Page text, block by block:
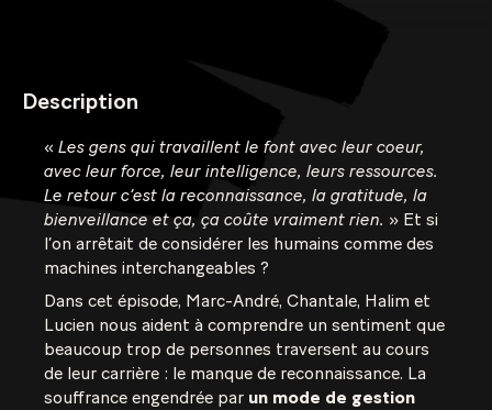
Description
« Les gens qui travaillent le font avec leur coeur,
avec leur force, leur intelligence, leurs ressources.
Le retour c’est la reconnaissance, la gratitude, la
bienveillance et ça, ça coûte vraiment rien. » Et si
l’on arrêtait de considérer les humains comme des
machines interchangeables ?
Dans cet épisode, Marc-André, Chantale, Halim et
Lucien nous aident à comprendre un sentiment que
beaucoup trop de personnes traversent au cours
de leur carrière : le manque de reconnaissance. La
souffrance engendrée par un mode de gestion